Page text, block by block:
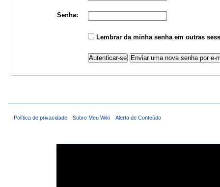
Senha:
Lembrar da minha senha em outras
Política de privacidade Sobre Meu Wiki Alerta de Conteúdo